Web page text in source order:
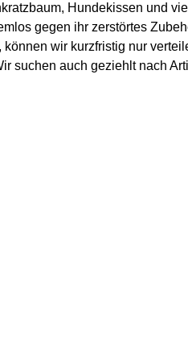
Hundekissen und
gegen ihr zerstörtes
wir kurzfristig nur
suchen auch geziehlt nach